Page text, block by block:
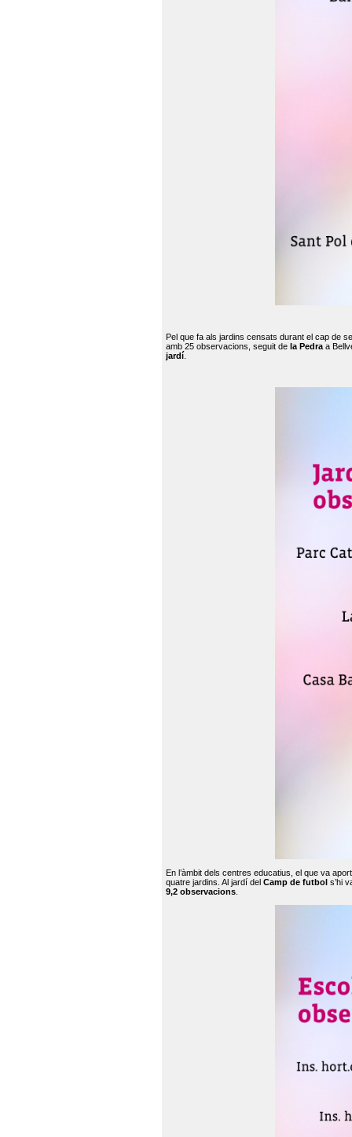
Pel que fa als jardins censats durant el cap de
amb 25 observacions, seguit de la Pedra a
jardí
En l’àmbit dels centres educatius, el que va
quatre jardins. Al jardí del Camp de futbol s’hi
9,2 observacions